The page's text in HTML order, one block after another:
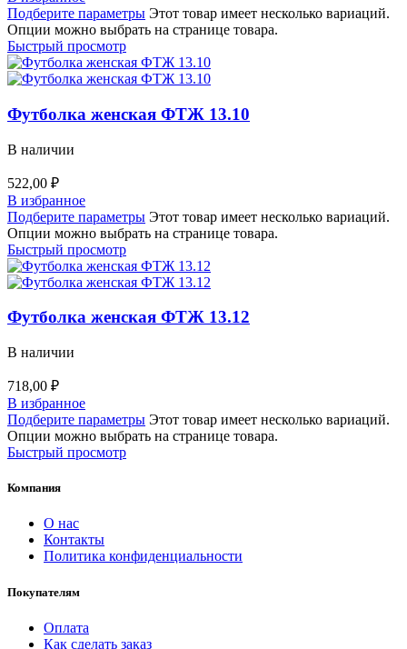
Подберите параметры Этот товар имеет несколько вариаций.
Опции можно выбрать на странице товара.
Быстрый просмотр
Футболка женская ФТЖ 13.10
В наличии
522,00 ₽
В избранное
Подберите параметры Этот товар имеет несколько вариаций.
Опции можно выбрать на странице товара.
Быстрый просмотр
Футболка женская ФТЖ 13.12
В наличии
718,00 ₽
В избранное
Подберите параметры Этот товар имеет несколько вариаций.
Опции можно выбрать на странице товара.
Быстрый просмотр
Компания
О нас
Контакты
Политика конфиденциальности
Покупателям
Оплата
Как сделать заказ